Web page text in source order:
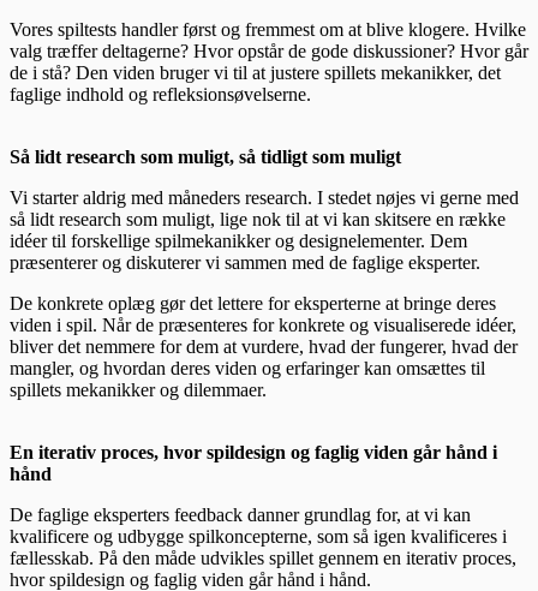
Vores spiltests handler først og fremmest om at blive klogere. Hvilke
valg træffer deltagerne? Hvor opstår de gode diskussioner? Hvor går
de i stå? Den viden bruger vi til at justere spillets mekanikker, det
faglige indhold og refleksionsøvelserne.
Så lidt research som muligt, så tidligt som muligt
Vi starter aldrig med måneders research. I stedet nøjes vi gerne med
så lidt research som muligt, lige nok til at vi kan skitsere en række
idéer til forskellige spilmekanikker og designelementer. Dem
præsenterer og diskuterer vi sammen med de faglige eksperter.
De konkrete oplæg gør det lettere for eksperterne at bringe deres
viden i spil. Når de præsenteres for konkrete og visualiserede idéer,
bliver det nemmere for dem at vurdere, hvad der fungerer, hvad der
mangler, og hvordan deres viden og erfaringer kan omsættes til
spillets mekanikker og dilemmaer.
En iterativ proces, hvor spildesign og faglig viden går hånd i
hånd
De faglige eksperters feedback danner grundlag for, at vi kan
kvalificere og udbygge spilkoncepterne, som så igen kvalificeres i
fællesskab. På den måde udvikles spillet gennem en iterativ proces,
hvor spildesign og faglig viden går hånd i hånd.